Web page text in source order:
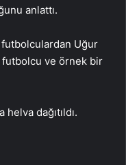
anlattı.
futbolculardan Uğur
futbolcu ve örnek bir
dağıtıldı.